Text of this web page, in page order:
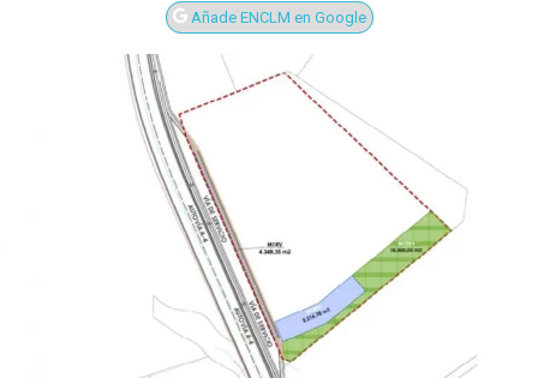
Añade ENCLM en Google